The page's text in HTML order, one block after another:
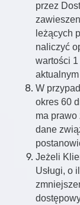
przez
leżących
naliczyć
wartości
W
okres 60
ma prawo
dane
Jeżeli
Usługi, o